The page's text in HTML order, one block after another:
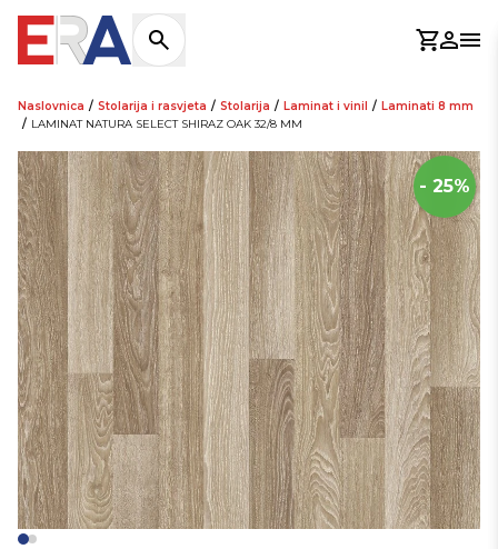
Košarica
Naslovnica / Stolarija i rasvjeta / Stolarija / Laminat i vinil / Laminati 8 mm
/ LAMINAT NATURA SELECT SHIRAZ OAK 32/8 MM
- 25%